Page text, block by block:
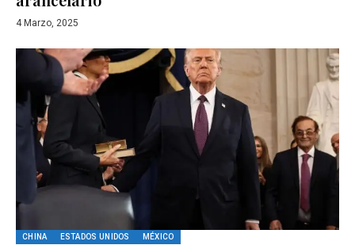
4 Marzo, 2025
CHINA ESTADOS UNIDOS MÉXICO